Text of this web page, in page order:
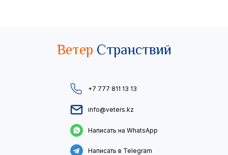
Ветер Странствий
+7 777 811 13 13
info@veters.kz
Написать на WhatsApp
Написать в Telegram